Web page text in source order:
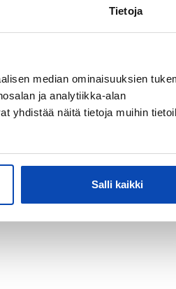
Tietoja
median ominaisuuksien
ja analytiikka-alan
yhdistää näitä tietoja muihin
Salli kaikki